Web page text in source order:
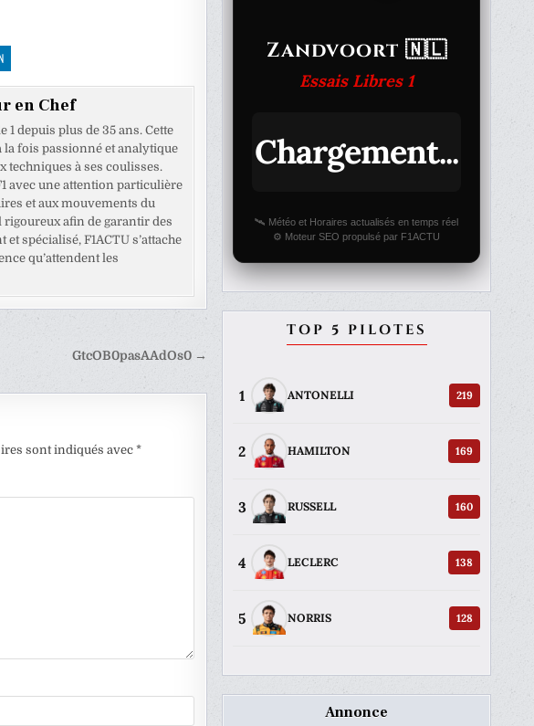
en Chef
1 depuis plus de 35 ans. Cette
la fois passionné et analytique
techniques à ses coulisses.
avec une attention particulière
et aux mouvements du
rigoureux afin de garantir des
spécialisé, F1ACTU s’attache
qu’attendent les
GtcOB0pasAAdOs0 →
sont indiqués avec *
Zandvoort 🇳🇱
Essais Libres 1
Chargement...
🛰️ Météo et Horaires actualisés en temps réel
⚙️ Moteur SEO propulsé par F1ACTU
TOP 5 PILOTES
1 ANTONELLI 219
2 HAMILTON 169
3 RUSSELL 160
4 LECLERC 138
5 NORRIS 128
Annonce